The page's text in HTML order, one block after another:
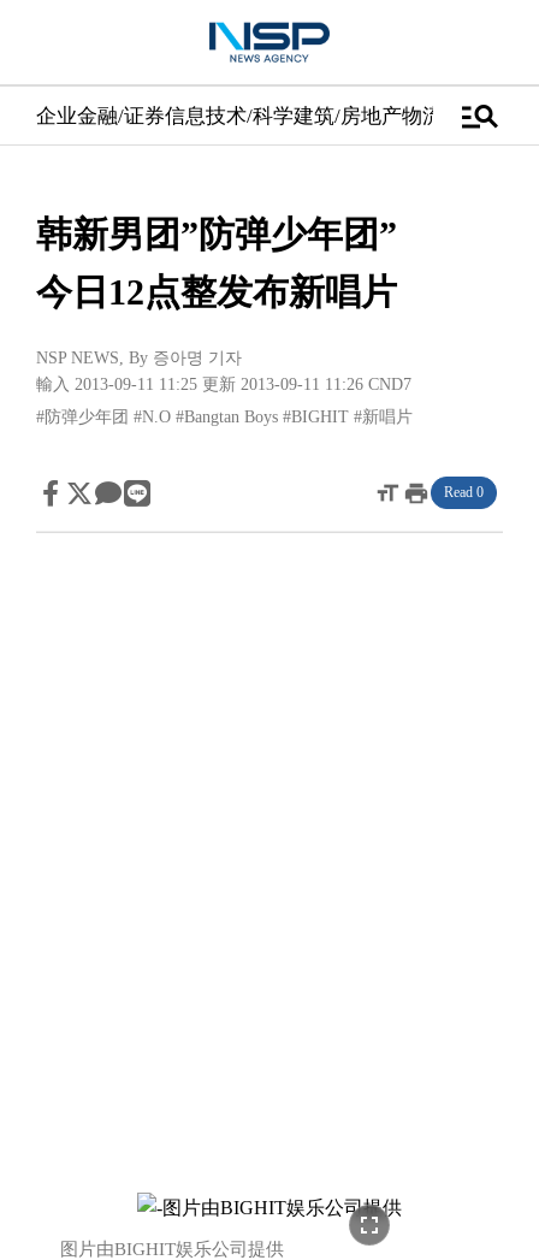
企业金融/证券信息技术/科学建筑/房地产物流/配送汽车
manage_search
韩新男团”防弹少年团”
今日12点整发布新唱片
NSP NEWS, By 증아명 기자
輸入 2013-09-11 11:25 更新 2013-09-11 11:26 CND7
#防弹少年团 #N.O #Bangtan Boys #BIGHIT #新唱片
format_sizeprint Read 0
fullscreen
图片由BIGHIT娱乐公司提供